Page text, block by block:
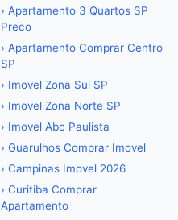
› Apartamento 3 Quartos SP
Preco
› Apartamento Comprar Centro
SP
› Imovel Zona Sul SP
› Imovel Zona Norte SP
› Imovel Abc Paulista
› Guarulhos Comprar Imovel
› Campinas Imovel 2026
› Curitiba Comprar
Apartamento